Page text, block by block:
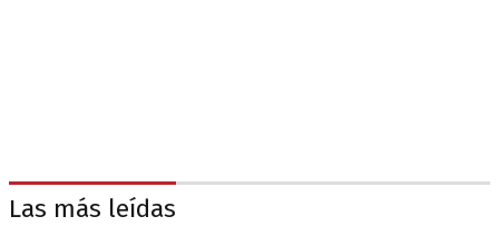
Las más leídas